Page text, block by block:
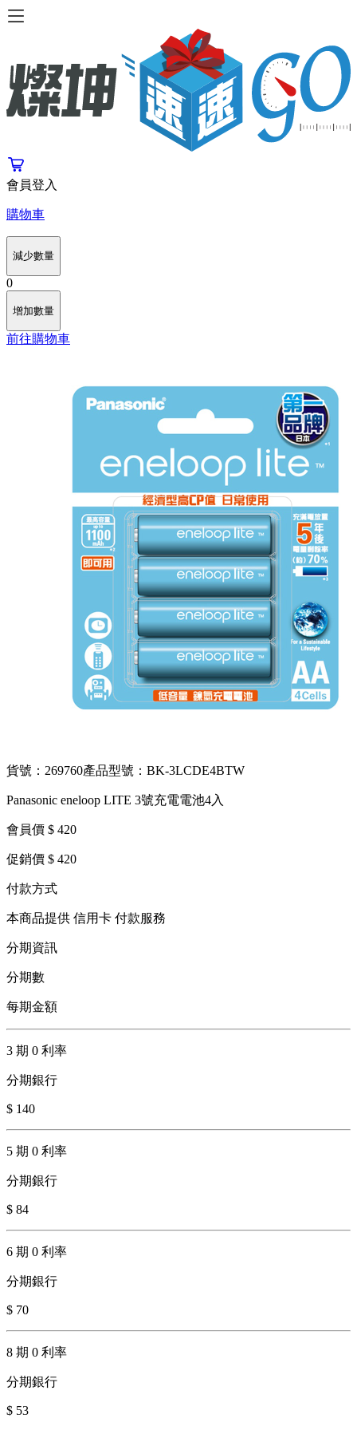
會員登入
購物車
減少數量
0
增加數量
前往購物車
貨號：269760產品型號：BK-3LCDE4BTW
Panasonic eneloop LITE 3號充電電池4入
會員價 $ 420
促銷價 $ 420
付款方式
本商品提供 信用卡 付款服務
分期資訊
分期數
每期金額
3 期 0 利率
分期銀行
$ 140
5 期 0 利率
分期銀行
$ 84
6 期 0 利率
分期銀行
$ 70
8 期 0 利率
分期銀行
$ 53